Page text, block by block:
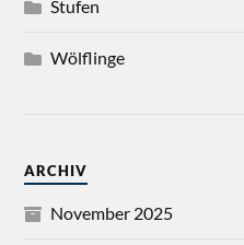
Stufen
Wölflinge
ARCHIV
November 2025